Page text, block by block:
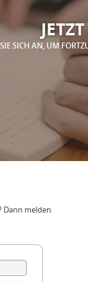
SICH AN, UM
Dann melden